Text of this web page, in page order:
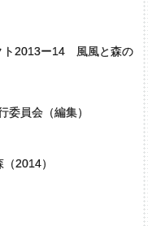
ト2013ー14 ⾵風と森の
委員会（編集）
2014）